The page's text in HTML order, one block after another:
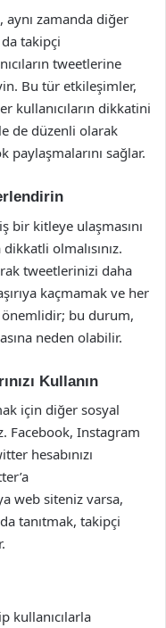
aynı zamanda diğer
takipçi
tweetlerine
Bu tür etkileşimler,
kullanıcıların dikkatini
de düzenli olarak
paylaşmalarını sağlar.
bir kitleye ulaşmasını
olmalısınız.
tweetlerinizi daha
kaçmamak ve her
bu durum,
neden olabilir.
Kullanın
için diğer sosyal
Facebook, Instagram
hesabınızı
web siteniz varsa,
tanıtmak, takipçi
kullanıcılarla